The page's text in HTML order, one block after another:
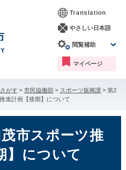
Translation
やさしい日本語
閲覧補助
マイページ
がす > 市民協働部 > スポーツ振興課 > 第2
進計画【後期】について
市スポーツ推
】について